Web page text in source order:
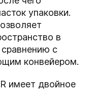
упаковки.
в
с
конвейером.
имеет двойное